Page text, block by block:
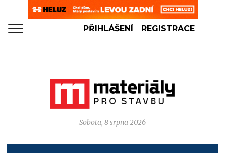
PŘIHLÁŠENÍ REGISTRACE
Sobota, 8 srpna 2026